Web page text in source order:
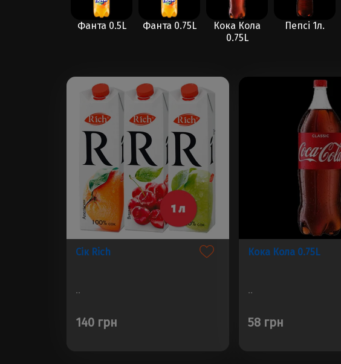
Фанта 0.5L Фанта 0.75L
Кока Кола
0.75L
Пепсі 1л.
Сік Rich
..
140 грн
Кока Кола 0.75L
..
58 грн